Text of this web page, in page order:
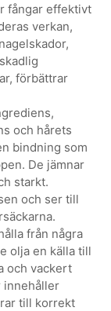
fångar effektivt
verkan,
förbättrar
och hårets
bindning som
De jämnar
starkt.
och ser till
från några
olja en källa till
och vackert
innehåller
till korrekt